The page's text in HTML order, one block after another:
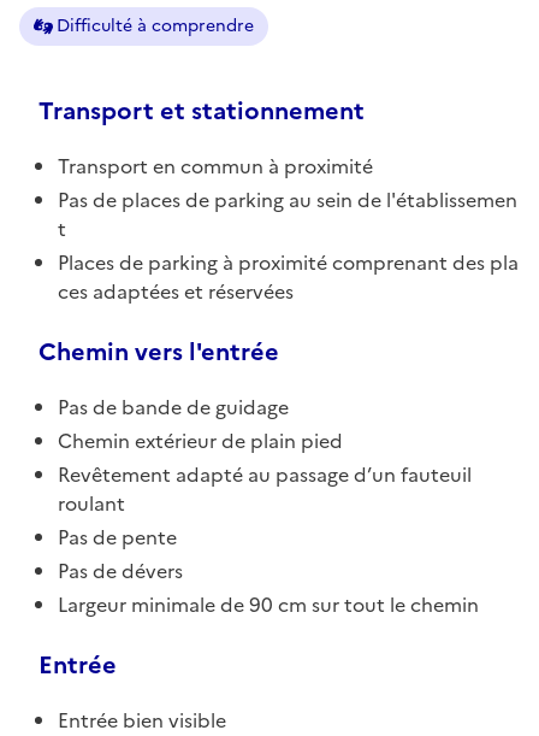
Difficulté à comprendre
Transport et stationnement
Transport en commun à proximité
Pas de places de parking au sein de l'établissemen
t
Places de parking à proximité comprenant des pla
ces adaptées et réservées
Chemin vers l'entrée
Pas de bande de guidage
Chemin extérieur de plain pied
Revêtement adapté au passage d’un fauteuil
roulant
Pas de pente
Pas de dévers
Largeur minimale de 90 cm sur tout le chemin
Entrée
Entrée bien visible